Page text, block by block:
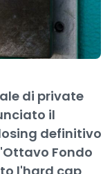
di private
il
definitivo
Fondo